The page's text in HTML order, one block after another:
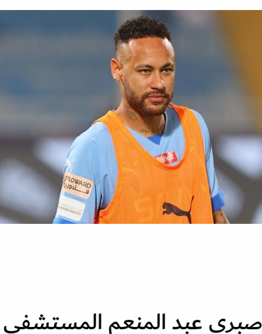
عبد المنعم المستشفى